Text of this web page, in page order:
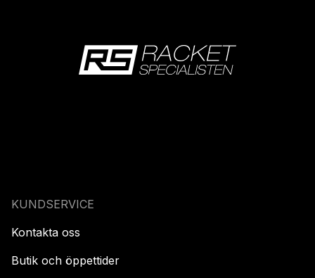
KUNDSERVICE
Kontakta oss
Butik och öppettider